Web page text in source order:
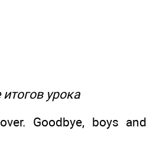
урока
Goodbye, boys and